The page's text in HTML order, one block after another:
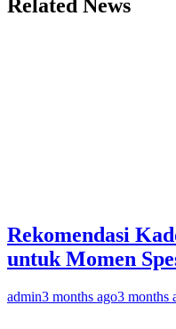
Related News
Rekomendasi
untuk Momen
admin3 months ago3 months